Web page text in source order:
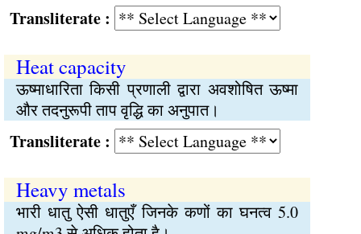
:
Heat capacity
ऊष्माधारिता किसी प्रणाली द्वारा अवशोषित ऊष्मा
और तदनुरूपी ताप वृद्धि का अनुपात।
:
Heavy metals
भारी धातु ऐसी धातुएँ जिनके कणों का घनत्व 5.0